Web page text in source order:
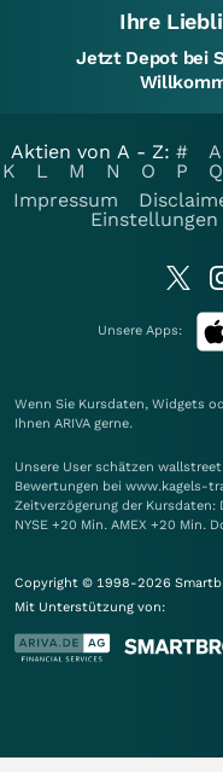
Ihre
Jetzt Depot bei
Aktien von A - Z: # A
K
L M N O P Q
Impressum
Einstellungen
Unsere Apps:
Wenn Sie Kursdaten, Widgets
Ihnen ARIVA gerne.
Unsere User schätzen
Bewertungen bei www.kagels-
Zeitverzögerung der Kursdaten:
NYSE +20 Min. AMEX +20 Min.
Copyright © 1998-2026
Mit Unterstützung von: